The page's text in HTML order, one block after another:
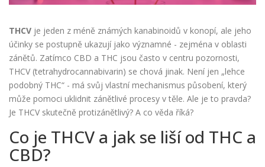
THCV je jeden z méně známých kanabinoidů v konopí, ale jeho
účinky se postupně ukazují jako významné - zejména v oblasti
zánětů. Zatímco CBD a THC jsou často v centru pozornosti,
THCV (tetrahydrocannabivarin) se chová jinak. Není jen „lehce
podobný THC“ - má svůj vlastní mechanismus působení, který
může pomoci uklidnit zánětlivé procesy v těle. Ale je to pravda?
Je THCV skutečně protizánětlivý? A co věda říká?
Co je THCV a jak se liší od THC a
CBD?